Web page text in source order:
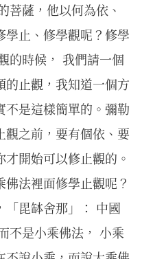
菩薩，他以何為依、
止、修學觀呢？修學
的時候， 我們請一個
的止觀，我知道一個方
不是這樣簡單的。彌勒
觀之前，要有個依、要
開始可以修止觀的。
法裡面修學止觀呢？
「毘缽舍那」： 中國
不是小乘佛法， 小乘